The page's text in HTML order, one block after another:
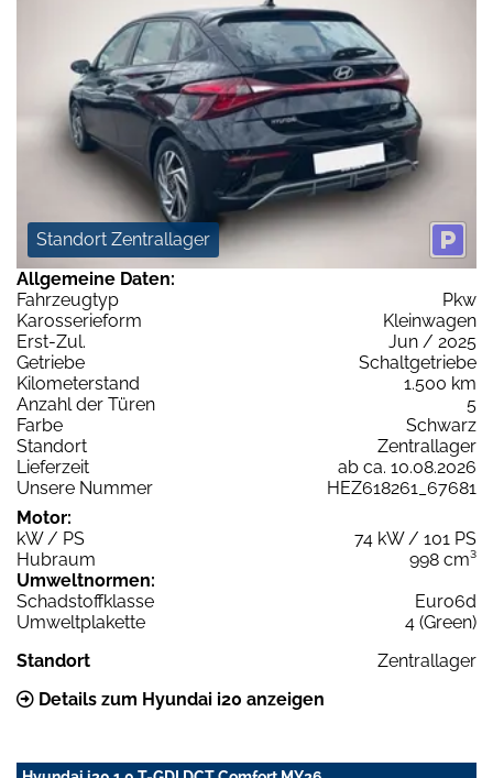
Standort Zentrallager
Allgemeine Daten:
Fahrzeugtyp
Pkw
Karosserieform
Kleinwagen
Erst-Zul.
Jun / 2025
Getriebe
Schaltgetriebe
Kilometerstand
1.500 km
Anzahl der Türen
5
Farbe
Schwarz
Standort
Zentrallager
Lieferzeit
ab ca. 10.08.2026
Unsere Nummer
HEZ618261_67681
Motor:
kW / PS
74 kW / 101 PS
Hubraum
998 cm³
Umweltnormen:
Schadstoffklasse
Euro6d
Umweltplakette
4 (Green)
Standort
Zentrallager
Details zum Hyundai i20 anzeigen